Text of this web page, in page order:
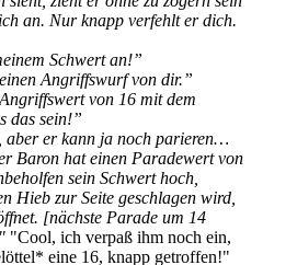
an. Nur knapp verfehlt er dich.
Schwert an!”
Angriffswurf von dir.”
von 16 mit dem
das sein!”
aber er kann ja noch parieren…
Baron hat einen Paradewert von
sein Schwert hoch,
Hieb zur Seite geschlagen wird,
[nächste Parade um 14
"Cool, ich verpaß ihm noch ein,
eine 16, knapp getroffen!"